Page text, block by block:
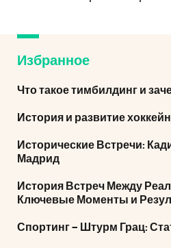
Избранное
Что такое тимбилдинг и
История и развитие
Исторические Встречи:
Мадрид
История Встреч Между
Ключевые Моменты и
Спортинг – Штурм Грац: